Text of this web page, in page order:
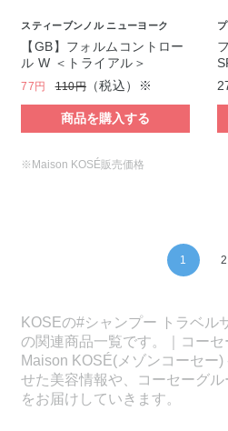
スティーブンノル ニューヨーク
【GB】フォルムコントロー
ル W ＜トライアル＞
77円 110円 （税込）※
商品を購入する
※Maison KOSÉ販売価格
1 2
KOSEの#シャンプー トラベル
の関連商品一覧です。｜コー
Maison KOSÉ(メゾンコーセー
せた美容情報や、コーセーグ
をお届けしていきます。